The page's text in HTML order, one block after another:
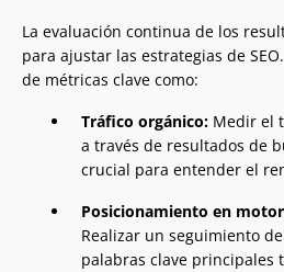
La evaluación continua de los
para ajustar las estrategias de
de métricas clave como:
Tráfico orgánico: Medir el
a través de resultados de
crucial para entender el
Posicionamiento en
Realizar un seguimiento
palabras clave principales